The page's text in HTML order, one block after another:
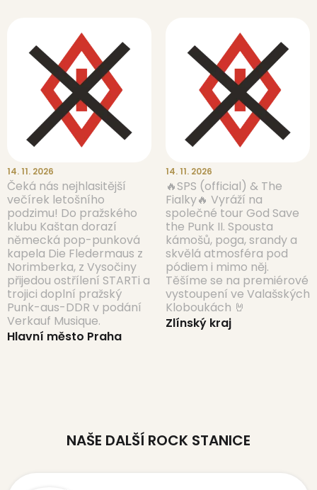
14. 11. 2026
Čeká nás nejhlasitější
večírek letošního
podzimu! Do pražského
klubu Kaštan dorazí
německá pop-punková
kapela Die Fledermaus z
Norimberka, z Vysočiny
přijedou ostřílení STARTi a
trojici doplní pražský
Punk-aus-DDR v podání
Verkauf Musique.
Hlavní město Praha
14. 11. 2026
🔥SPS (official) & The
Fialky🔥 Vyráží na
společné tour God Save
the Punk II. Spousta
kámošů, poga, srandy a
skvělá atmosféra pod
pódiem i mimo něj.
Těšíme se na premiérové
vystoupení ve Valašských
Kloboukách 🤘
Zlínský kraj
NAŠE DALŠÍ ROCK STANICE